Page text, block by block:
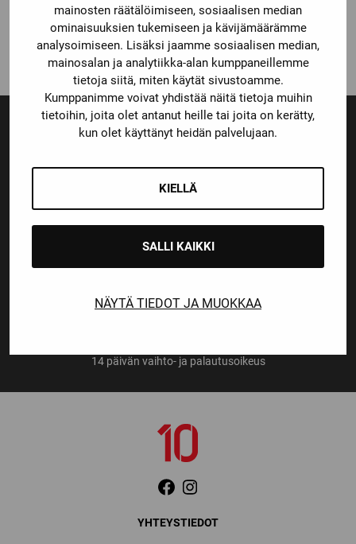
mainosten räätälöimiseen, sosiaalisen median
ominaisuuksien tukemiseen ja kävijämäärämme
analysoimiseen. Lisäksi jaamme sosiaalisen median,
mainosalan ja analytiikka-alan kumppaneillemme
tietoja siitä, miten käytät sivustoamme.
Kumppanimme voivat yhdistää näitä tietoja muihin
tietoihin, joita olet antanut heille tai joita on kerätty,
kun olet käyttänyt heidän palvelujaan.
KIELLÄ
SALLI KAIKKI
NÄYTÄ TIEDOT JA MUOKKAA
44,90€
Ensiluokkainen palvelu Monipuoliset maksutavat
14 päivän vaihto- ja palautusoikeus
YHTEYSTIEDOT